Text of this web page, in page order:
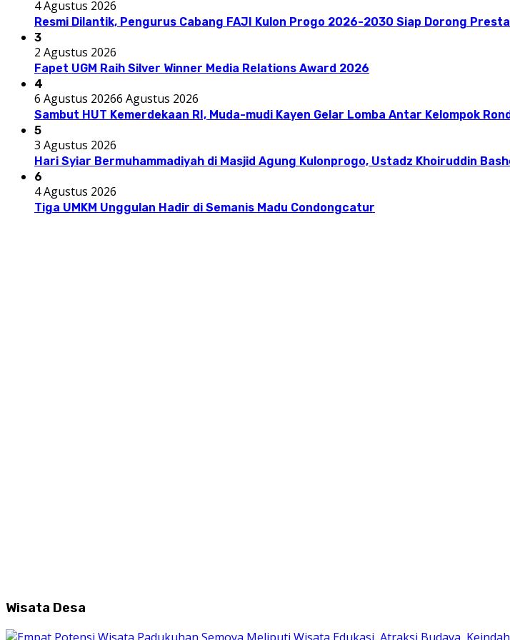
4 Agustus 2026
Resmi Dilantik, Pengurus Cabang FAJI Kulon Progo 2026-2030 Siap Dorong
3
2 Agustus 2026
Fapet UGM Raih Silver Winner Media Relations Award 2026
4
6 Agustus 20266 Agustus 2026
Sambut HUT Kemerdekaan RI, Muda-mudi Kayen Gelar Lomba Antar Kelompok
5
3 Agustus 2026
Hari Syiar Bermuhammadiyah di Masjid Agung Kulonprogo, Ustadz Khoiruddin
6
4 Agustus 2026
Tiga UMKM Unggulan Hadir di Semanis Madu Condongcatur
Wisata Desa